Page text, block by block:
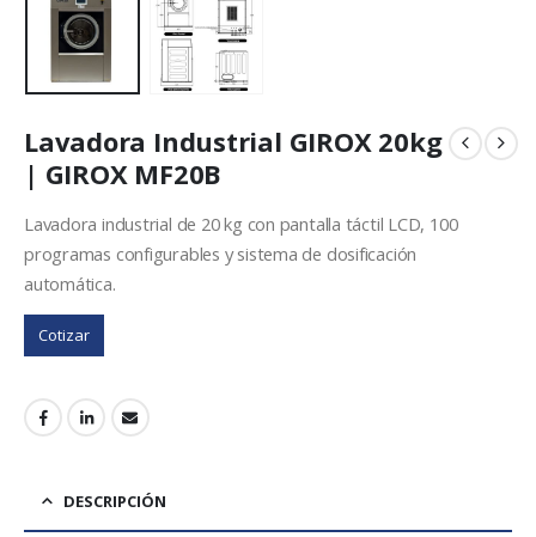
Lavadora Industrial GIROX 20kg
| GIROX MF20B
Lavadora industrial de 20 kg con pantalla táctil LCD, 100
programas configurables y sistema de dosificación
automática.
Cotizar
DESCRIPCIÓN